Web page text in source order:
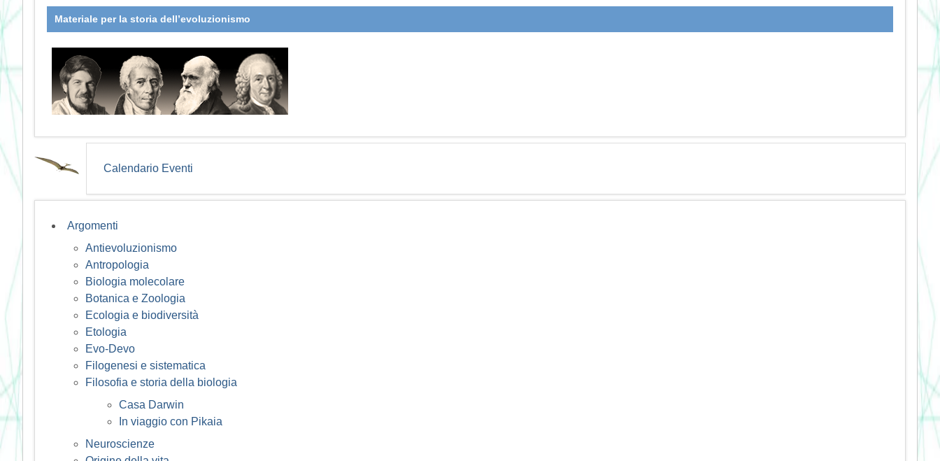
Materiale per la storia dell’evoluzionismo
Calendario Eventi
Argomenti
Antievoluzionismo
Antropologia
Biologia molecolare
Botanica e Zoologia
Ecologia e biodiversità
Etologia
Evo-Devo
Filogenesi e sistematica
Filosofia e storia della biologia
Casa Darwin
In viaggio con Pikaia
Neuroscienze